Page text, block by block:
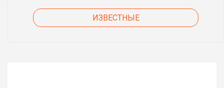
ИЗВЕСТНЫЕ